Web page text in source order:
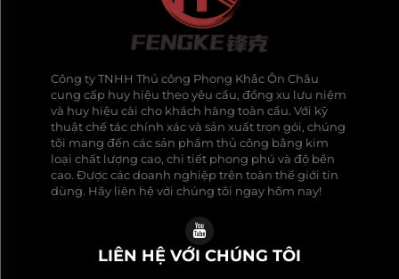
Công ty TNHH Thủ công Phong Khắc Ôn Châu
cung cấp huy hiệu theo yêu cầu, đồng xu lưu niệm
và huy hiệu cài cho khách hàng toàn cầu. Với kỹ
thuật chế tác chính xác và sản xuất trọn gói, chúng
tôi mang đến các sản phẩm thủ công bằng kim
loại chất lượng cao, chi tiết phong phú và độ bền
cao. Được các doanh nghiệp trên toàn thế giới tin
dùng. Hãy liên hệ với chúng tôi ngay hôm nay!
LIÊN HỆ VỚI CHÚNG TÔI